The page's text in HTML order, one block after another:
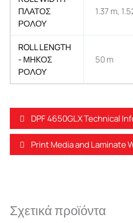
ΠΛΑΤΟΣ
ΡΟΛΟΥ
1.37 m,
ROLL LENGTH
- ΜHKΟΣ
ΡΟΛΟΥ
50 m
DPF 4650GLX Technical
Print Media and Laminate
Σχετικά προϊόντα